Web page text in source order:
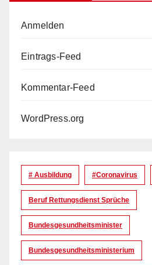
Anmelden
Eintrags-Feed
Kommentar-Feed
WordPress.org
# Ausbildung #coronavirus
Beruf Rettungsdienst Sprüche
Bundesgesundheitsminister
Bundesgesundheitsministerium